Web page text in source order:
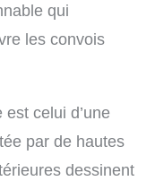
qui
les convois
celui d’une
par de hautes
dessinent